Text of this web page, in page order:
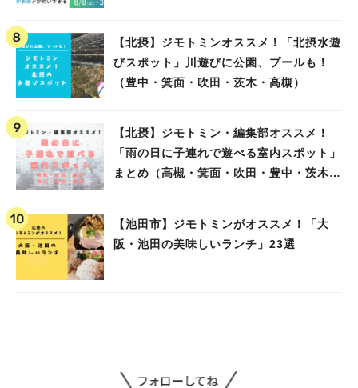
【北摂】ジモトミンオススメ！「北摂水遊
びスポット」川遊びに公園、プールも！
（豊中・箕面・吹田・茨木・高槻）
【北摂】ジモトミン・編集部オススメ！
「雨の日に子連れで遊べる室内スポット」
まとめ（高槻・箕面・吹田・豊中・茨木・
【池田市】ジモトミンがオススメ！「大
阪・池田の美味しいランチ」23選